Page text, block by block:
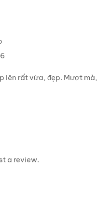
lên rất vừa, đẹp. Mượt mà,
a review.